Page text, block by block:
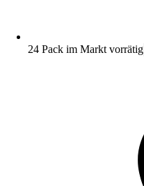
24 Pack im Markt vorrätig